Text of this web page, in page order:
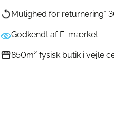
Mulighed for returnering*
Godkendt af E-mærket
850m² fysisk butik i vejle